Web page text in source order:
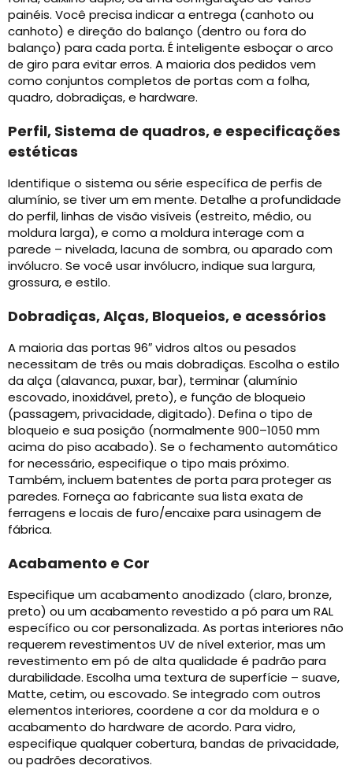
painéis. Você precisa indicar a entrega (canhoto ou
canhoto) e direção do balanço (dentro ou fora do
balanço) para cada porta. É inteligente esboçar o arco
de giro para evitar erros. A maioria dos pedidos vem
como conjuntos completos de portas com a folha,
quadro, dobradiças, e hardware.
Perfil, Sistema de quadros, e especificações
estéticas
Identifique o sistema ou série específica de perfis de
alumínio, se tiver um em mente. Detalhe a profundidade
do perfil, linhas de visão visíveis (estreito, médio, ou
moldura larga), e como a moldura interage com a
parede – nivelada, lacuna de sombra, ou aparado com
invólucro. Se você usar invólucro, indique sua largura,
grossura, e estilo.
Dobradiças, Alças, Bloqueios, e acessórios
A maioria das portas 96″ vidros altos ou pesados ​​
necessitam de três ou mais dobradiças. Escolha o estilo
da alça (alavanca, puxar, bar), terminar (alumínio
escovado, inoxidável, preto), e função de bloqueio
(passagem, privacidade, digitado). Defina o tipo de
bloqueio e sua posição (normalmente 900–1050 mm
acima do piso acabado). Se o fechamento automático
for necessário, especifique o tipo mais próximo.
Também, incluem batentes de porta para proteger as
paredes. Forneça ao fabricante sua lista exata de
ferragens e locais de furo/encaixe para usinagem de
fábrica.
Acabamento e Cor
Especifique um acabamento anodizado (claro, bronze,
preto) ou um acabamento revestido a pó para um RAL
específico ou cor personalizada. As portas interiores não
requerem revestimentos UV de nível exterior, mas um
revestimento em pó de alta qualidade é padrão para
durabilidade. Escolha uma textura de superfície – suave,
Matte, cetim, ou escovado. Se integrado com outros
elementos interiores, coordene a cor da moldura e o
acabamento do hardware de acordo. Para vidro,
especifique qualquer cobertura, bandas de privacidade,
ou padrões decorativos.